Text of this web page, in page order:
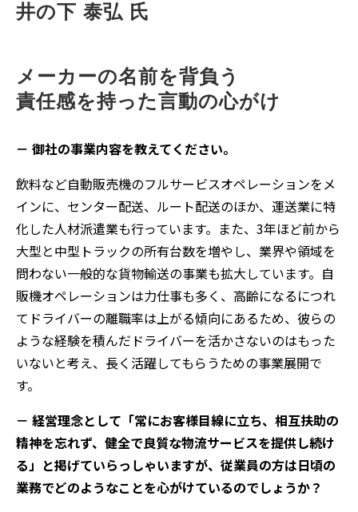
井の下 泰弘 氏
メーカーの名前を背負う
責任感を持った言動の心がけ
－ 御社の事業内容を教えてください。
飲料など自動販売機のフルサービスオペレーションをメ
インに、センター配送、ルート配送のほか、運送業に特
化した人材派遣業も行っています。また、3年ほど前から
大型と中型トラックの所有台数を増やし、業界や領域を
問わない一般的な貨物輸送の事業も拡大しています。自
販機オペレーションは力仕事も多く、高齢になるにつれ
てドライバーの離職率は上がる傾向にあるため、彼らの
ような経験を積んだドライバーを活かさないのはもった
いないと考え、長く活躍してもらうための事業展開で
す。
－ 経営理念として「常にお客様目線に立ち、相互扶助の
精神を忘れず、健全で良質な物流サービスを提供し続け
る」と掲げていらっしゃいますが、従業員の方は日頃の
業務でどのようなことを心がけているのでしょうか？